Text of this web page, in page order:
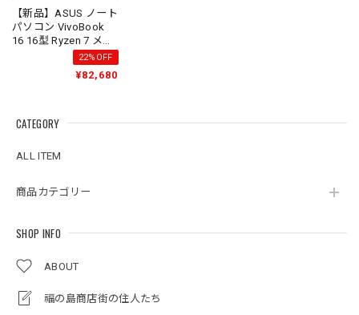
CATEGORY
ALL ITEM
商品カテゴリー
SHOP INFO
ABOUT
福の島商店街の住人たち
【新品】ASUS ノート
パソコン VivoBook
16 16型 Ryzen 7 メモ
リ16GB SSD512GB
Office2021選択 シル
22%OFF
¥82,680